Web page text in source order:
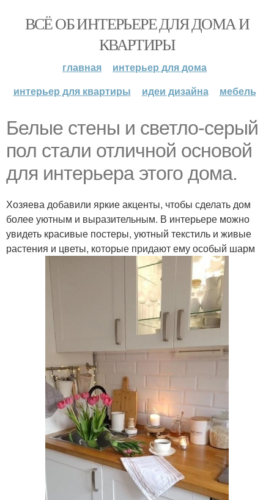
ВСЁ ОБ ИНТЕРЬЕРЕ ДЛЯ ДОМА И
КВАРТИРЫ
главная
интерьер для дома
интерьер для квартиры
идеи дизайна мебель
Белые стены и светло-серый
пол стали отличной основой
для интерьера этого дома.
Хозяева добавили яркие акценты, чтобы сделать дом
более уютным и выразительным. В интерьере можно
увидеть красивые постеры, уютный текстиль и живые
растения и цветы, которые придают ему особый шарм